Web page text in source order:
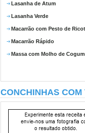
Lasanha de Atum
Lasanha Verde
Macarrão com Pesto de
Macarrão Rápido
Massa com Molho de
CONCHINHAS COM